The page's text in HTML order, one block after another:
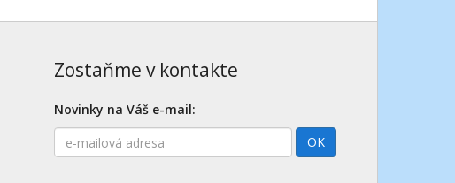
Zostaňme v kontakte
Novinky na Váš e-mail:
E-
mailová
OK